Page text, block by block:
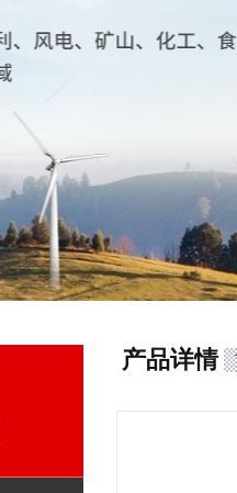
产品详情